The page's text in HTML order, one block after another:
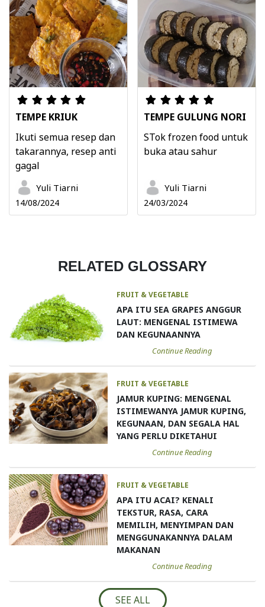
TEMPE KRIUK
Ikuti semua resep dan
takarannya, resep anti
gagal
Yuli Tiarni
14/08/2024
TEMPE GULUNG NORI
STok frozen food untuk
buka atau sahur
Yuli Tiarni
24/03/2024
RELATED GLOSSARY
FRUIT & VEGETABLE
APA ITU SEA GRAPES ANGGUR
LAUT: MENGENAL ISTIMEWA
DAN KEGUNAANNYA
Continue Reading
FRUIT & VEGETABLE
JAMUR KUPING: MENGENAL
ISTIMEWANYA JAMUR KUPING,
KEGUNAAN, DAN SEGALA HAL
YANG PERLU DIKETAHUI
Continue Reading
FRUIT & VEGETABLE
APA ITU ACAI? KENALI
TEKSTUR, RASA, CARA
MEMILIH, MENYIMPAN DAN
MENGGUNAKANNYA DALAM
MAKANAN
Continue Reading
SEE ALL